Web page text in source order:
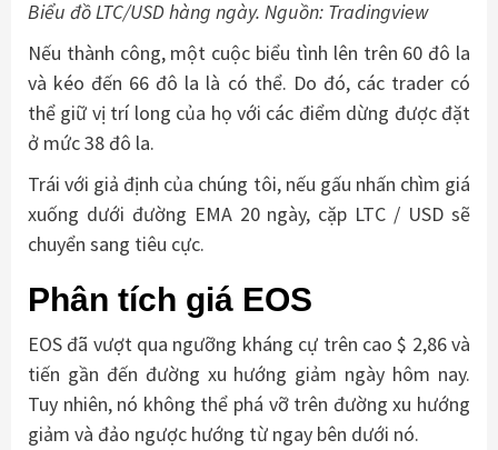
Biểu đồ LTC/USD hàng ngày. Nguồn: Tradingview
Nếu thành công, một cuộc biểu tình lên trên 60 đô la
và kéo đến 66 đô la là có thể. Do đó, các trader có
thể giữ vị trí long của họ với các điểm dừng được đặt
ở mức 38 đô la.
Trái với giả định của chúng tôi, nếu gấu nhấn chìm giá
xuống dưới đường EMA 20 ngày, cặp LTC / USD sẽ
chuyển sang tiêu cực.
Phân tích giá EOS
EOS đã vượt qua ngưỡng kháng cự trên cao $ 2,86 và
tiến gần đến đường xu hướng giảm ngày hôm nay.
Tuy nhiên, nó không thể phá vỡ trên đường xu hướng
giảm và đảo ngược hướng từ ngay bên dưới nó.